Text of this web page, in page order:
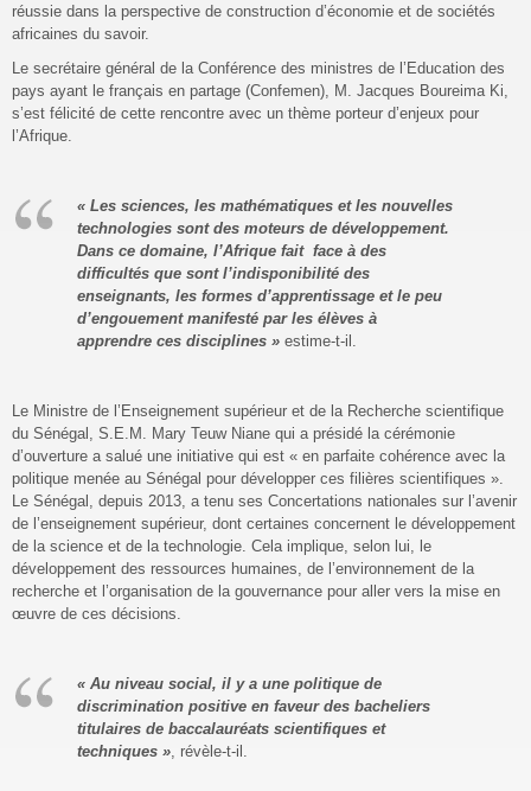
réussie dans la perspective de construction d’économie et de sociétés
africaines du savoir.
Le secrétaire général de la Conférence des ministres de l’Education des
pays ayant le français en partage (Confemen), M. Jacques Boureima Ki,
s’est félicité de cette rencontre avec un thème porteur d’enjeux pour
l’Afrique.
« Les sciences, les mathématiques et les nouvelles
technologies sont des moteurs de développement.
Dans ce domaine, l’Afrique fait face à des
difficultés que sont l’indisponibilité des
enseignants, les formes d’apprentissage et le peu
d’engouement manifesté par les élèves à
apprendre ces disciplines » estime-t-il.
Le Ministre de l’Enseignement supérieur et de la Recherche scientifique
du Sénégal, S.E.M. Mary Teuw Niane qui a présidé la cérémonie
d’ouverture a salué une initiative qui est « en parfaite cohérence avec la
politique menée au Sénégal pour développer ces filières scientifiques ».
Le Sénégal, depuis 2013, a tenu ses Concertations nationales sur l’avenir
de l’enseignement supérieur, dont certaines concernent le développement
de la science et de la technologie. Cela implique, selon lui, le
développement des ressources humaines, de l’environnement de la
recherche et l’organisation de la gouvernance pour aller vers la mise en
œuvre de ces décisions.
« Au niveau social, il y a une politique de
discrimination positive en faveur des bacheliers
titulaires de baccalauréats scientifiques et
techniques », révèle-t-il.